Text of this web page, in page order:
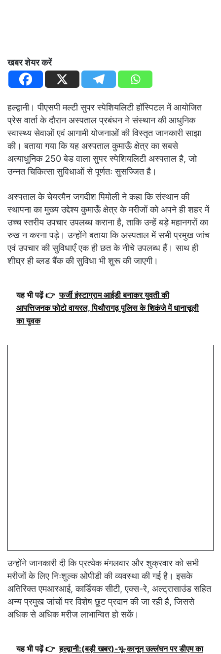
खबर शेयर करें
हल्द्वानी। पीएसपी मल्टी सुपर स्पेशियलिटी हॉस्पिटल में आयोजित
प्रेस वार्ता के दौरान अस्पताल प्रबंधन ने संस्थान की आधुनिक
स्वास्थ्य सेवाओं एवं आगामी योजनाओं की विस्तृत जानकारी साझा
की। बताया गया कि यह अस्पताल कुमाऊँ क्षेत्र का सबसे
अत्याधुनिक 250 बेड वाला सुपर स्पेशियलिटी अस्पताल है, जो
उन्नत चिकित्सा सुविधाओं से पूर्णतः सुसज्जित है।
अस्पताल के चेयरमैन जगदीश पिमोली ने कहा कि संस्थान की
स्थापना का मुख्य उद्देश्य कुमाऊँ क्षेत्र के मरीजों को अपने ही शहर में
उच्च स्तरीय उपचार उपलब्ध कराना है, ताकि उन्हें बड़े महानगरों का
रुख न करना पड़े। उन्होंने बताया कि अस्पताल में सभी प्रमुख जांच
एवं उपचार की सुविधाएँ एक ही छत के नीचे उपलब्ध हैं। साथ ही
शीघ्र ही ब्लड बैंक की सुविधा भी शुरू की जाएगी।
यह भी पढ़ें 👉 फर्जी इंस्टाग्राम आईडी बनाकर युवती की
आपत्तिजनक फोटो वायरल, पिथौरागढ़ पुलिस के शिकंजे में धानाचूली
का युवक
उन्होंने जानकारी दी कि प्रत्येक मंगलवार और शुक्रवार को सभी
मरीजों के लिए निःशुल्क ओपीडी की व्यवस्था की गई है। इसके
अतिरिक्त एमआरआई, कार्डियक सीटी, एक्स-रे, अल्ट्रासाउंड सहित
अन्य प्रमुख जांचों पर विशेष छूट प्रदान की जा रही है, जिससे
अधिक से अधिक मरीज लाभान्वित हो सकें।
यह भी पढ़ें 👉 हल्द्वानी:(बड़ी खबर)-भू-कानून उल्लंघन पर डीएम का